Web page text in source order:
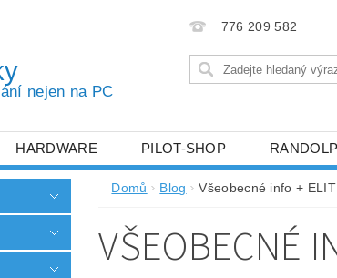
nejen na PC
776 209 582
HARDWARE PILOT-SHOP
PODMÍNKY OCHRANY OSOBNÍCH ÚDAJŮ
Domů Blog Všeobecné info +
VŠEOBECNÉ